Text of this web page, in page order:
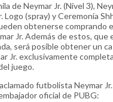
de Neymar Jr. (Nivel 3),
Logo (spray) y Ceremonia
obtenerse comprando
Jr. Además de estos, que
será posible obtener un
Jr. exclusivamente
juego.
futbolista Neymar
oficial de PUBG: